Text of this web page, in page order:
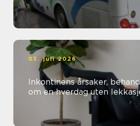
03. juli 2026
Inkontinens årsaker, behandling og håp
om en hverdag uten